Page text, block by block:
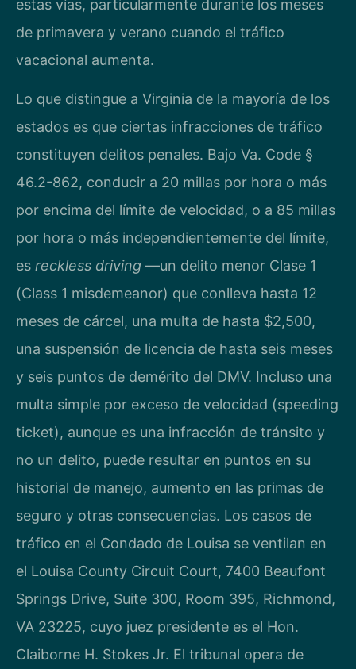
estas vías, particularmente durante los meses
de primavera y verano cuando el tráfico
vacacional aumenta.
Lo que distingue a Virginia de la mayoría de los
estados es que ciertas infracciones de tráfico
constituyen delitos penales. Bajo Va. Code §
46.2-862, conducir a 20 millas por hora o más
por encima del límite de velocidad, o a 85 millas
por hora o más independientemente del límite,
es reckless driving —un delito menor Clase 1
(Class 1 misdemeanor) que conlleva hasta 12
meses de cárcel, una multa de hasta $2,500,
una suspensión de licencia de hasta seis meses
y seis puntos de demérito del DMV. Incluso una
multa simple por exceso de velocidad (speeding
ticket), aunque es una infracción de tránsito y
no un delito, puede resultar en puntos en su
historial de manejo, aumento en las primas de
seguro y otras consecuencias. Los casos de
tráfico en el Condado de Louisa se ventilan en
el Louisa County Circuit Court, 7400 Beaufont
Springs Drive, Suite 300, Room 395, Richmond,
VA 23225, cuyo juez presidente es el Hon.
Claiborne H. Stokes Jr. El tribunal opera de